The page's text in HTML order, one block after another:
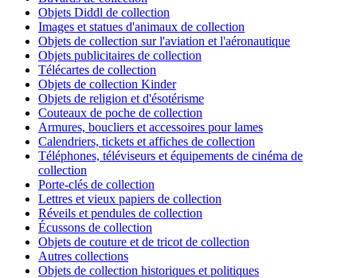
Objets Diddl de collection
Images et statues d'animaux de collection
Objets de collection sur l'aviation et l'aéronautique
Objets publicitaires de collection
Télécartes de collection
Objets de collection Kinder
Objets de religion et d'ésotérisme
Couteaux de poche de collection
Armures, boucliers et accessoires pour lames
Calendriers, tickets et affiches de collection
Téléphones, téléviseurs et équipements de cinéma de
collection
Porte-clés de collection
Lettres et vieux papiers de collection
Réveils et pendules de collection
Écussons de collection
Objets de couture et de tricot de collection
Autres collections
Objets de collection historiques et politiques